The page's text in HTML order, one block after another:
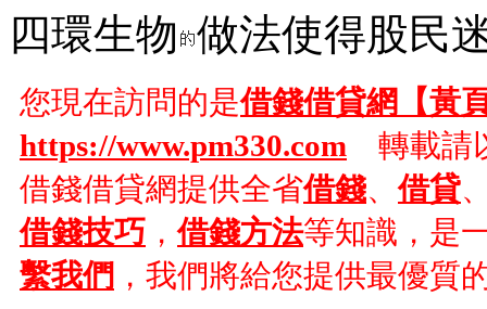
四環生物 做法使得股民
您現在訪問的是借錢借貸網【黃
https://www.pm330.com 轉載請
借錢借貸網提供全省借錢、借貸
借錢技巧 ，借錢方法等知識，是
繫我們 ，我們將給您提供最優質